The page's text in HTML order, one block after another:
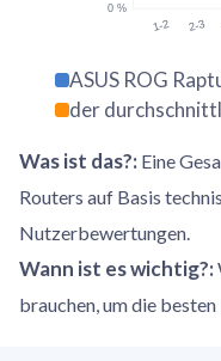
1-2 2-3
0 %
ASUS ROG
der
Was ist das?: Eine
Routers auf Basis
Nutzerbewertungen.
Wann ist es wichtig?:
brauchen, um die